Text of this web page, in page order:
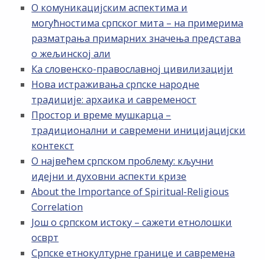
О комуникацијским аспектима и
могућностима српског мита – на примерима
разматрања примарних значења представа
о жељинској али
Ка словенско-православној цивилизацији
Нова истраживања српске народне
традиције: архаика и савременост
Простор и време мушкарца –
традиционални и савремени иницијацијски
контекст
О највећем српском проблему: кључни
идејни и духовни аспекти кризе
About the Importance of Spiritual-Religious
Correlation
Још о српском истоку – сажети етнолошки
осврт
Српске етнокултурне границе и савремена